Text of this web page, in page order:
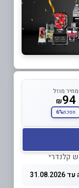
מחיר מוזל
₪94
חסכת6%